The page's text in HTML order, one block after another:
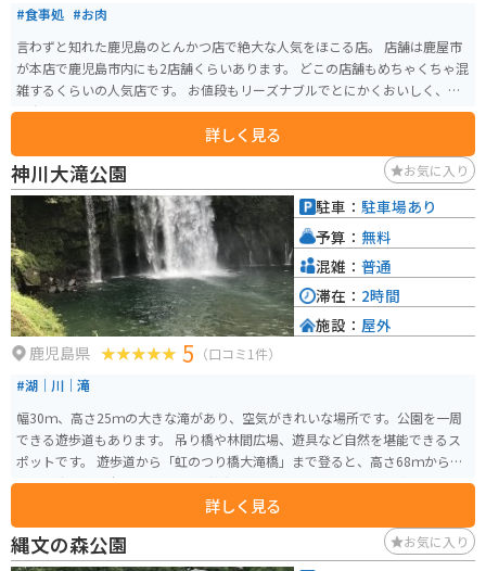
#食事処 #お肉
言わずと知れた鹿児島のとんかつ店で絶大な人気をほこる店。 店舗は鹿屋市
が本店で鹿児島市内にも2店舗くらいあります。 どこの店舗もめちゃくちゃ混
雑するくらいの人気店です。 お値段もリーズナブルでとにかくおいしく、鹿
児島県民にも愛される人気店です。
詳しく見る
神川大滝公園 お気に入り
鹿児島県 5 （口コミ1件）
#湖｜川｜滝
幅30ｍ、高さ25ｍの大きな滝があり、空気がきれいな場所です。公園を一周
できる遊歩道もあります。 吊り橋や林間広場、遊具など自然を堪能できるス
ポットです。 遊歩道から「虹のつり橋大滝橋」まで登ると、高さ68ｍからの
絶景が広がり、全長130ｍの空中散歩が楽しめます。 休日はライダーだけで
なく、家族連れで賑わっています。詳しく見る
駐車： 駐車場あり
予算： 無料
混雑： 普通
滞在： 2時間
施設： 屋外
縄文の森公園 お気に入り